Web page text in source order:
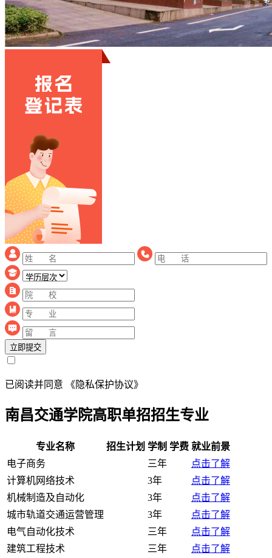
立即提交
已阅读并同意 《隐私保护协议》
南昌交通学院高职单招招生专业
专业名称 招生计划 学制 学费 就业前景
电子商务
三年
点击了解
计算机网络技术
3年
点击了解
机械制造及自动化
3年
点击了解
城市轨道交通运营管理
3年
点击了解
电气自动化技术
三年
点击了解
建筑工程技术
三年 点击了解